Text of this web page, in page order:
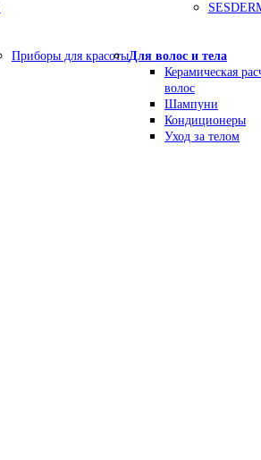
Приборы для красотыДля волос и тела
Керамическая
волос
Шампуни
Кондиционеры
Уход за телом